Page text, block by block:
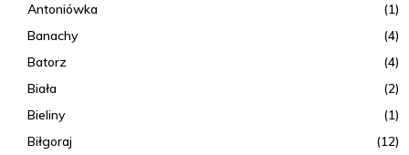
Antoniówka
(1)
Banachy
(4)
Batorz
(4)
Biała
(2)
Bieliny
(1)
Biłgoraj
(12)